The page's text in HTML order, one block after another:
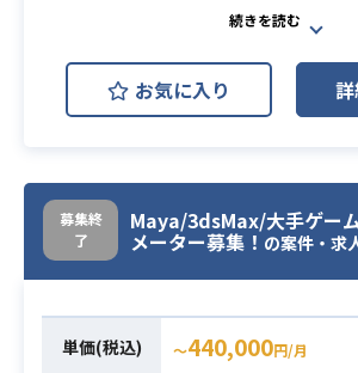
アニメテイストの、
ョンアドベンチャー
クトデザイン業務を
ます。
UE4でのエフェクト
います。
※デザインツールは
用します。
必須スキル
・Unreal Engine4で
成経験
お気に入り
募集終
了
Maya/3dsMax/大手ゲー
メーター募集！の案件・求
単価(税込) 〜440,000円/月